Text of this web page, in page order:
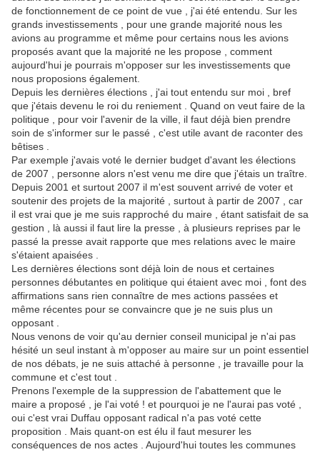
de fonctionnement de ce point de vue , j'ai été entendu. Sur les
grands investissements , pour une grande majorité nous les
avions au programme et même pour certains nous les avions
proposés avant que la majorité ne les propose , comment
aujourd'hui je pourrais m'opposer sur les investissements que
nous proposions également.
Depuis les dernières élections , j'ai tout entendu sur moi , bref
que j'étais devenu le roi du reniement . Quand on veut faire de la
politique , pour voir l'avenir de la ville, il faut déjà bien prendre
soin de s'informer sur le passé , c'est utile avant de raconter des
bêtises .
Par exemple j'avais voté le dernier budget d'avant les élections
de 2007 , personne alors n'est venu me dire que j'étais un traître.
Depuis 2001 et surtout 2007 il m'est souvent arrivé de voter et
soutenir des projets de la majorité , surtout à partir de 2007 , car
il est vrai que je me suis rapproché du maire , étant satisfait de sa
gestion , là aussi il faut lire la presse , à plusieurs reprises par le
passé la presse avait rapporte que mes relations avec le maire
s'étaient apaisées .
Les dernières élections sont déjà loin de nous et certaines
personnes débutantes en politique qui étaient avec moi , font des
affirmations sans rien connaître de mes actions passées et
même récentes pour se convaincre que je ne suis plus un
opposant .
Nous venons de voir qu'au dernier conseil municipal je n'ai pas
hésité un seul instant à m'opposer au maire sur un point essentiel
de nos débats, je ne suis attaché à personne , je travaille pour la
commune et c'est tout .
Prenons l'exemple de la suppression de l'abattement que le
maire a proposé , je l'ai voté ! et pourquoi je ne l'aurai pas voté ,
oui c'est vrai Duffau opposant radical n'a pas voté cette
proposition . Mais quant-on est élu il faut mesurer les
conséquences de nos actes . Aujourd'hui toutes les communes